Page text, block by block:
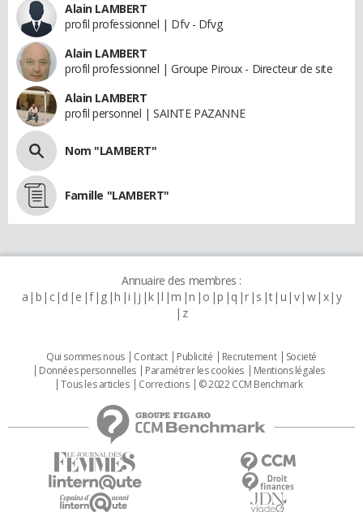
Alain LAMBERT
profil professionnel | Dfv - Dfvg
Alain LAMBERT
profil professionnel | Groupe Piroux - Directeur de site
Alain LAMBERT
profil personnel | SAINTE PAZANNE
Nom "LAMBERT"
Famille "LAMBERT"
Annuaire des membres :
a b c d e f g h i j k l m n o p q r s t u v w x y
z
Qui sommes nous Contact Publicité Recrutement
Societé
Données personnelles
Paramétrer les cookies
Mentions légales
Tous les articles
Corrections © 2022 CCM Benchmark